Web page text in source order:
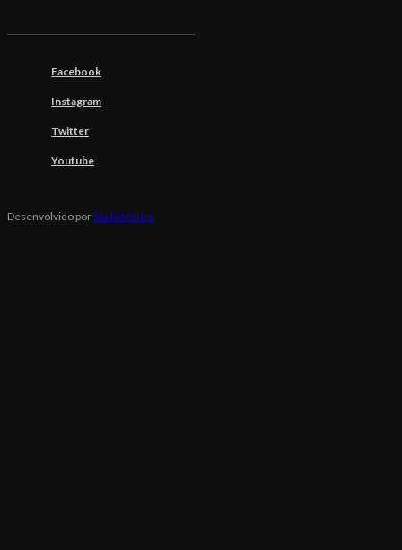
Facebook
Instagram
Twitter
Youtube
Desenvolvido porSaulo Moura